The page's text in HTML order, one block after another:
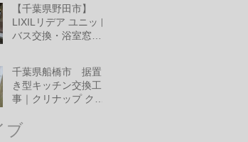
6月10日
【千葉県野田市】
LIXILリデア ユニット
バス交換・浴室窓改
千葉県船橋市 据置
き型キッチン交換工
事｜クリナップ クリ
5月28日
ブ